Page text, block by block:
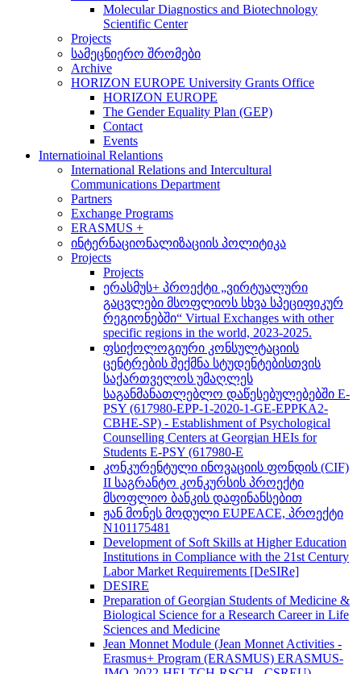
Molecular Diagnostics and Biotechnology
Scientific Center
Projects
სამეცნიერო შრომები
Archive
HORIZON EUROPE University Grants Office
HORIZON EUROPE
The Gender Equality Plan (GEP)
Contact
Events
Internatioinal Relantions
International Relations and Intercultural
Communications Department
Partners
Exchange Programs
ERASMUS +
ინტერნაციონალიზაციის პოლიტიკა
Projects
Projects
ერასმუს+ პროექტი „ვირტუალური
გაცვლები მსოფლიოს სხვა სპეციფიკურ
რეგიონებში“ Virtual Exchanges with other
specific regions in the world, 2023-2025.
ფსიქოლოგიური კონსულტაციის
ცენტრების შექმნა სტუდენტებისთვის
საქართველოს უმაღლეს
საგანმანათლებლო დაწესებულებებში E-
PSY (617980-EPP-1-2020-1-GE-EPPKA2-
CBHE-SP) - Establishment of Psychological
Counselling Centers at Georgian HEIs for
Students E-PSY (617980-E
კონკურენტული ინოვაციის ფონდის (CIF)
II საგრანტო კონკურსის პროექტი
მსოფლიო ბანკის დაფინანსებით
ჟან მონეს მოდული EUPEACE, პროექტი
N101175481
Development of Soft Skills at Higher Education
Institutions in Compliance with the 21st Century
Labor Market Requirements [DeSIRe]
DESIRE
Preparation of Georgian Students of Medicine &
Biological Science for a Research Career in Life
Sciences and Medicine
Jean Monnet Module (Jean Monnet Activities -
Erasmus+ Program (ERASMUS) ERASMUS-